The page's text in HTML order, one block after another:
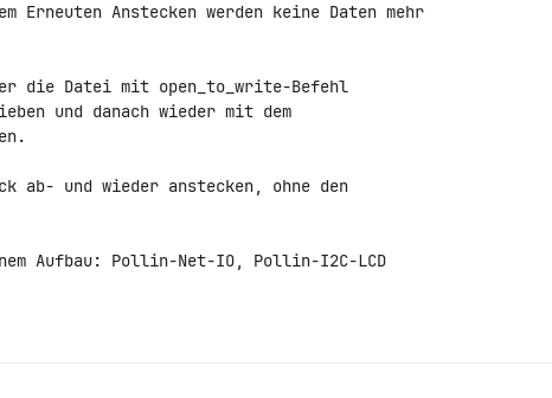
Erneuten Anstecken werden keine Daten mehr
die Datei mit open_to_write-Befehl
und danach wieder mit dem
ab- und wieder anstecken, ohne den
Aufbau: Pollin-Net-IO, Pollin-I2C-LCD